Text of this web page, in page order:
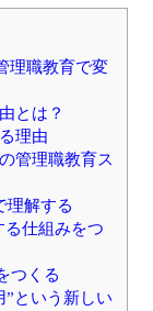
理職教育で変
とは？
理由
管理職教育ス
理解する
仕組みをつ
つくる
”という新しい